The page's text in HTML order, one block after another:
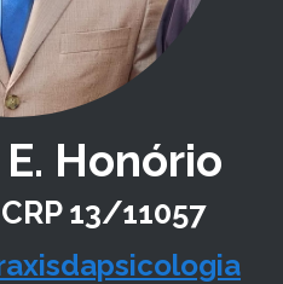
Honório
13/11057